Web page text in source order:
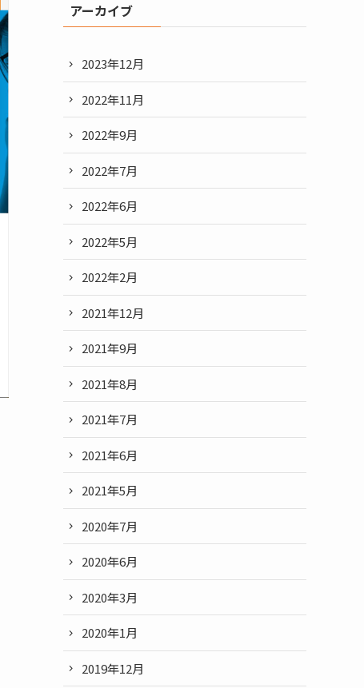
アーカイブ
2023年12月
2022年11月
2022年9月
2022年7月
2022年6月
2022年5月
2022年2月
2021年12月
2021年9月
2021年8月
2021年7月
2021年6月
2021年5月
2020年7月
2020年6月
2020年3月
2020年1月
2019年12月